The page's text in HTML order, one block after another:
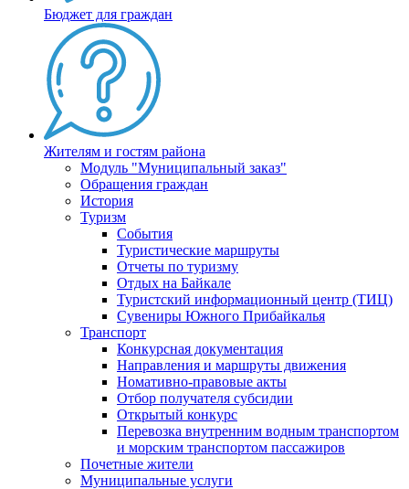
Бюджет для граждан
Жителям и гостям района
Модуль "Муниципальный заказ"
Обращения граждан
История
Туризм
События
Туристические маршруты
Отчеты по туризму
Отдых на Байкале
Туристский информационный центр (ТИЦ)
Сувениры Южного Прибайкалья
Транспорт
Конкурсная документация
Направления и маршруты движения
Номативно-правовые акты
Отбор получателя субсидии
Открытый конкурс
Перевозка внутренним водным транспортом
и морским транспортом пассажиров
Почетные жители
Муниципальные услуги